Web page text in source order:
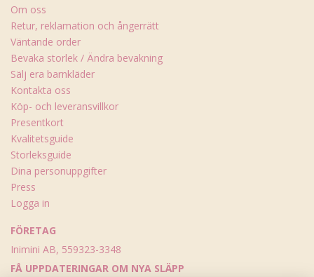
Om oss
Retur, reklamation och ångerrätt
Väntande order
Bevaka storlek / Ändra bevakning
Sälj era barnkläder
Kontakta oss
Köp- och leveransvillkor
Presentkort
Kvalitetsguide
Storleksguide
Dina personuppgifter
Press
Logga in
FÖRETAG
Inimini AB, 559323-3348
FÅ UPPDATERINGAR OM NYA SLÄPP